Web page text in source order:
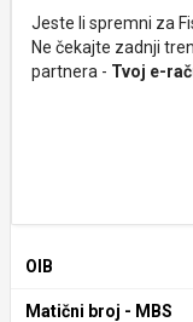
Jeste li spremni za
Ne čekajte zadnji
partnera - Tvoj e-
OIB
Matični broj - MBS